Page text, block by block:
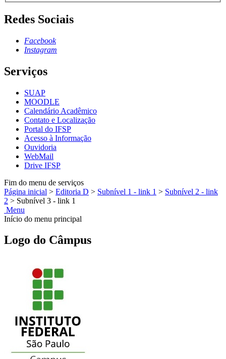
Redes Sociais
Facebook
Instagram
Serviços
SUAP
MOODLE
Calendário Acadêmico
Contato e Localização
Portal do IFSP
Acesso à Informação
Ouvidoria
WebMail
Drive IFSP
Fim do menu de serviços
Página inicial > Editoria D > Subnível 1 - link 1 > Subnível 2 - link
2 > Subnível 3 - link 1
Menu
Início do menu principal
Logo do Câmpus